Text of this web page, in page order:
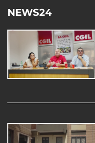
NEWS24